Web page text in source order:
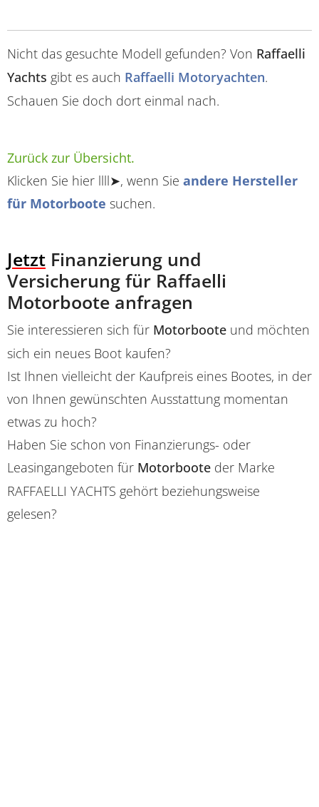
Nicht das gesuchte Modell gefunden? Von Raffaelli
Yachts gibt es auch Raffaelli Motoryachten.
Schauen Sie doch dort einmal nach.
Zurück zur Übersicht.
Klicken Sie hier llll➤, wenn Sie andere Hersteller
für Motorboote suchen.
Jetzt Finanzierung und
Versicherung für Raffaelli
Motorboote anfragen
Sie interessieren sich für Motorboote und möchten
sich ein neues Boot kaufen?
Ist Ihnen vielleicht der Kaufpreis eines Bootes, in der
von Ihnen gewünschten Ausstattung momentan
etwas zu hoch?
Haben Sie schon von Finanzierungs- oder
Leasingangeboten für Motorboote der Marke
RAFFAELLI YACHTS gehört beziehungsweise
gelesen?